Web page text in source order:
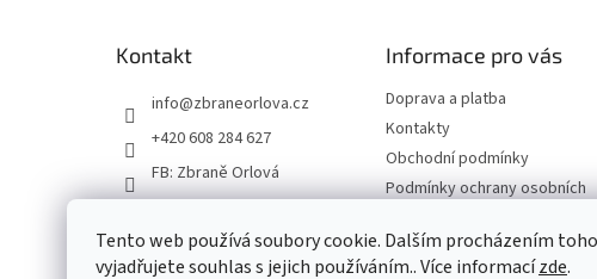
Tento web používá soubory cookie. Dalším procházením
vyjadřujete souhlas s jejich používáním.. Více informacízde.
Kontakt
info@zbraneorlova.cz
+420 608 284 627
FB: Zbraně Orlová
Informace pro vás
Doprava a platba
Kontakty
Obchodní podmínky
Podmínky ochrany osobních
Reklamační řád